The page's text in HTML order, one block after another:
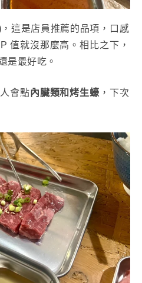
，這是店員推薦的品項，口感
值就沒那麼高。相比之下，
是最好吃。
會點內臟類和烤生蠔 ，下次